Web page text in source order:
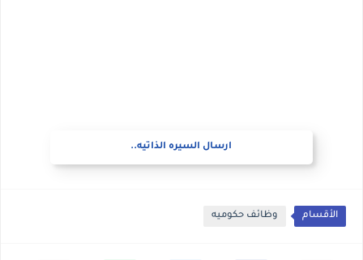
ارسال السيره الذاتيه..
الأقسام وظائف حكوميه